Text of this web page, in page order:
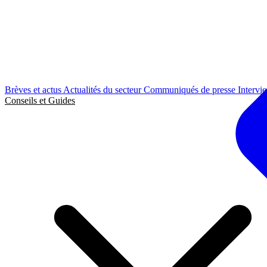
Brèves et actus Actualités du secteurCommuniqués de presse
Conseils et Guides